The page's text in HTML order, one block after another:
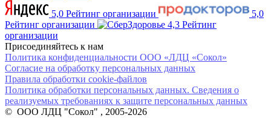
5,0 Рейтинг организации
5,0
Рейтинг организации
4,3 Рейтинг
организации
Присоединяйтесь к нам
Политика конфиденциальности ООО «ЛДЦ «Сокол»
Согласие на обработку персональных данных
Правила обработки cookie-файлов
Политика обработки персональных данных. Сведения о
реализуемых требованиях к защите персональных данных
© ООО ЛДЦ "Сокол" , 2005-2026